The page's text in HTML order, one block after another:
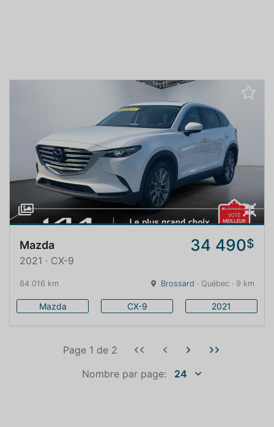
Mazda 34 490$
2021 · CX-9
84 016 km Brossard · Québec · 9 km
Mazda CX-9 2021
Nombre par page: 24
Page 1 de2